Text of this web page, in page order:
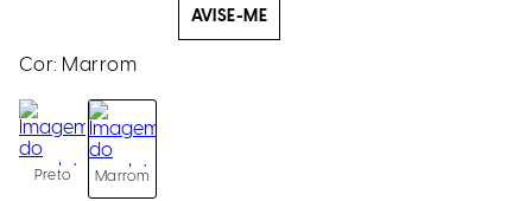
AVISE-ME
Cor: Marrom
Preto Marrom